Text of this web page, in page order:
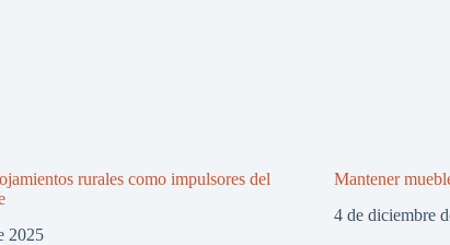
rurales como impulsores del
2025
Mantener
4 de diciembre